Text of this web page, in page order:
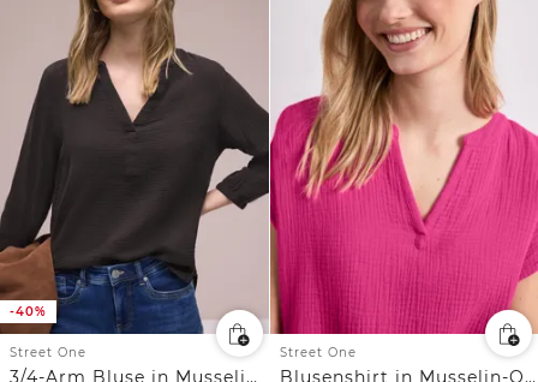
-40%
Street One
3/4-Arm Bluse in Musselinqualität
Street One
Blusenshirt in Musselin-Qualität